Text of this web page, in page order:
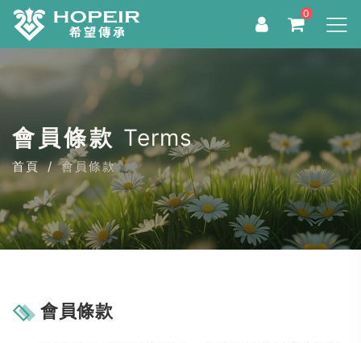
0
會員條款 Terms
首頁 會員條款
會員條款